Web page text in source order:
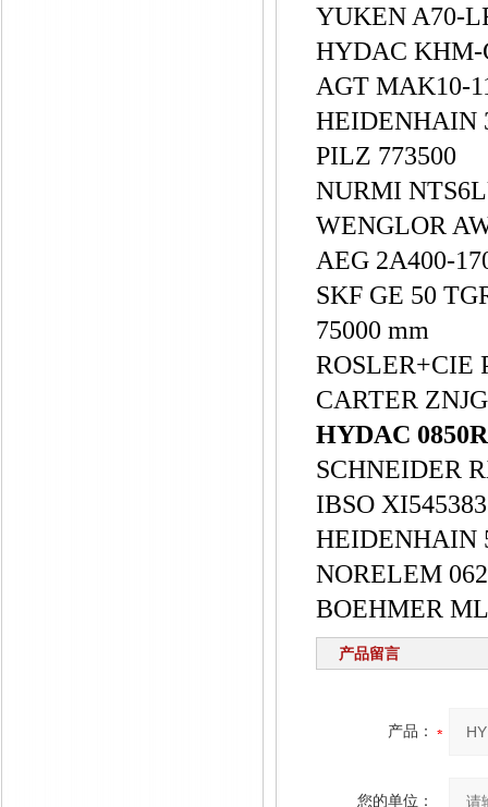
YUKEN A70-
HYDAC KHM-
AGT MAK10-
HEIDENHAIN
PILZ 773500
NURMI
WENGLOR
AEG 2A400-
SKF GE 50
75000 mm
ROSLER+CIE
CARTER
HYDAC
SCHNEIDER
IBSO
HEIDENHAIN
NORELEM
BOEHMER
产品留言
产品：
您的单位：